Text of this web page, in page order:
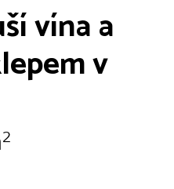
vína a
v